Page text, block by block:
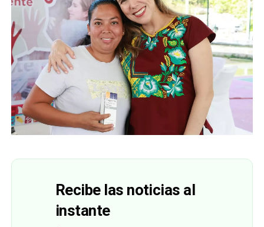
Recibe las noticias al
instante